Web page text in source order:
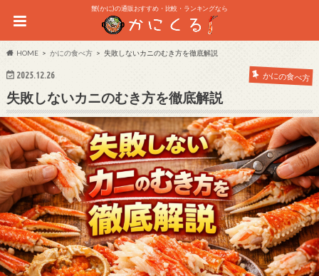
蟹(かに)の通販おすすめ・比較・ランキングなら
HOME かにの食べ方 失敗しないカニのむき方を徹底解説
2025.12.26 かにの食べ方
失敗しないカニのむき方を徹底解説